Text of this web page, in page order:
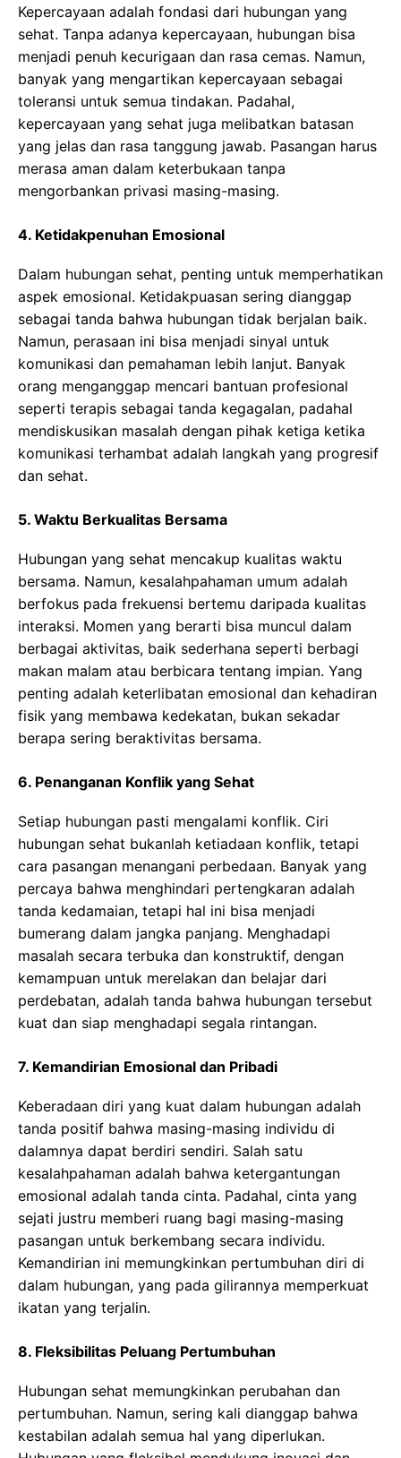
Kepercayaan adalah fondasi dari hubungan yang
sehat. Tanpa adanya kepercayaan, hubungan bisa
menjadi penuh kecurigaan dan rasa cemas. Namun,
banyak yang mengartikan kepercayaan sebagai
toleransi untuk semua tindakan. Padahal,
kepercayaan yang sehat juga melibatkan batasan
yang jelas dan rasa tanggung jawab. Pasangan harus
merasa aman dalam keterbukaan tanpa
mengorbankan privasi masing-masing.
4. Ketidakpenuhan Emosional
Dalam hubungan sehat, penting untuk memperhatikan
aspek emosional. Ketidakpuasan sering dianggap
sebagai tanda bahwa hubungan tidak berjalan baik.
Namun, perasaan ini bisa menjadi sinyal untuk
komunikasi dan pemahaman lebih lanjut. Banyak
orang menganggap mencari bantuan profesional
seperti terapis sebagai tanda kegagalan, padahal
mendiskusikan masalah dengan pihak ketiga ketika
komunikasi terhambat adalah langkah yang progresif
dan sehat.
5. Waktu Berkualitas Bersama
Hubungan yang sehat mencakup kualitas waktu
bersama. Namun, kesalahpahaman umum adalah
berfokus pada frekuensi bertemu daripada kualitas
interaksi. Momen yang berarti bisa muncul dalam
berbagai aktivitas, baik sederhana seperti berbagi
makan malam atau berbicara tentang impian. Yang
penting adalah keterlibatan emosional dan kehadiran
fisik yang membawa kedekatan, bukan sekadar
berapa sering beraktivitas bersama.
6. Penanganan Konflik yang Sehat
Setiap hubungan pasti mengalami konflik. Ciri
hubungan sehat bukanlah ketiadaan konflik, tetapi
cara pasangan menangani perbedaan. Banyak yang
percaya bahwa menghindari pertengkaran adalah
tanda kedamaian, tetapi hal ini bisa menjadi
bumerang dalam jangka panjang. Menghadapi
masalah secara terbuka dan konstruktif, dengan
kemampuan untuk merelakan dan belajar dari
perdebatan, adalah tanda bahwa hubungan tersebut
kuat dan siap menghadapi segala rintangan.
7. Kemandirian Emosional dan Pribadi
Keberadaan diri yang kuat dalam hubungan adalah
tanda positif bahwa masing-masing individu di
dalamnya dapat berdiri sendiri. Salah satu
kesalahpahaman adalah bahwa ketergantungan
emosional adalah tanda cinta. Padahal, cinta yang
sejati justru memberi ruang bagi masing-masing
pasangan untuk berkembang secara individu.
Kemandirian ini memungkinkan pertumbuhan diri di
dalam hubungan, yang pada gilirannya memperkuat
ikatan yang terjalin.
8. Fleksibilitas Peluang Pertumbuhan
Hubungan sehat memungkinkan perubahan dan
pertumbuhan. Namun, sering kali dianggap bahwa
kestabilan adalah semua hal yang diperlukan.